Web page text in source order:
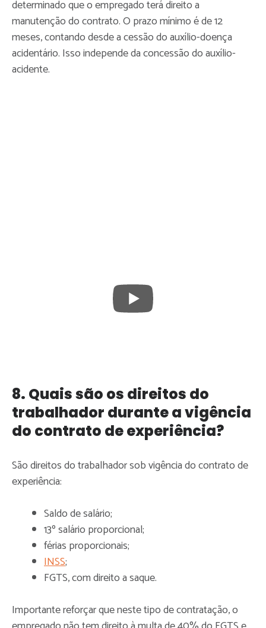
determinado que o empregado terá direito a
manutenção do contrato. O prazo mínimo é de 12
meses, contando desde a cessão do auxílio-doença
acidentário. Isso independe da concessão do auxílio-
acidente.
8. Quais são os direitos do
trabalhador durante a vigência
do contrato de experiência?
São direitos do trabalhador sob vigência do contrato de
experiência:
Saldo de salário;
13º salário proporcional;
férias proporcionais;
INSS;
FGTS, com direito a saque.
Importante reforçar que neste tipo de contratação, o